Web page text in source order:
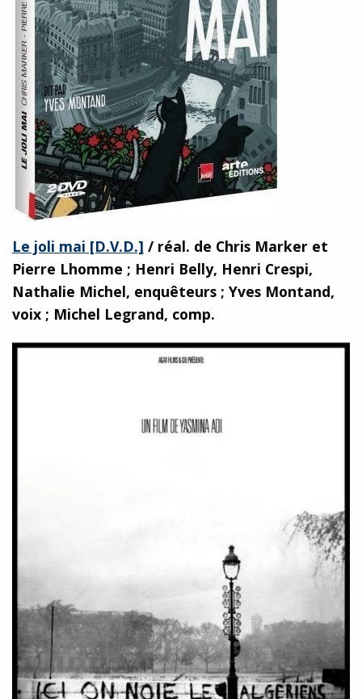
Le joli mai [D.V.D.] / réal. de Chris Marker et
Pierre Lhomme ; Henri Belly, Henri Crespi,
Nathalie Michel, enquêteurs ; Yves Montand,
voix ; Michel Legrand, comp.